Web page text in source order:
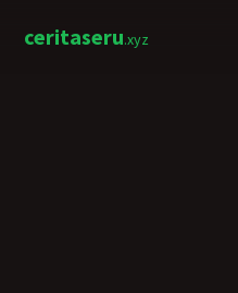
ceritaseru.xyz